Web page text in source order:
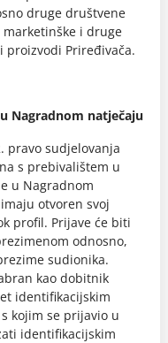
druge društvene
marketinške i druge
proizvodi Priređivača.
Nagradnom natječaju
pravo sudjelovanja
s prebivalištem u
u Nagradnom
otvoren svoj
profil. Prijave će biti
odnosno,
sudionika.
kao dobitnik
identifikacijskim
kojim se prijavio u
identifikacijskim